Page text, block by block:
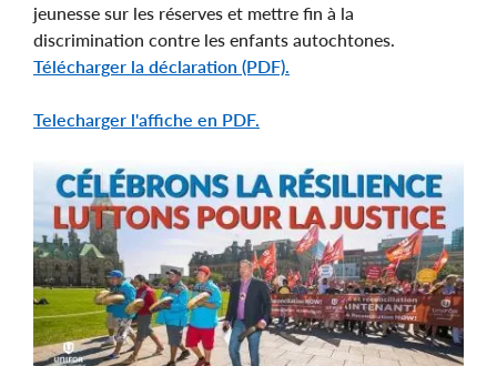
jeunesse sur les réserves et mettre fin à la
discrimination contre les enfants autochtones.
Télécharger la déclaration (PDF).
Telecharger l'affiche en PDF.